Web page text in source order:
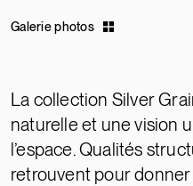
Galerie photos
La collection Silver
naturelle et une vision
l’espace. Qualités
retrouvent pour